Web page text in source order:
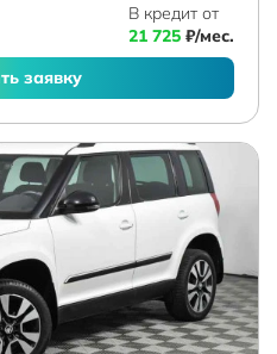
В кредит от
21 725 ₽/мес.
заявку